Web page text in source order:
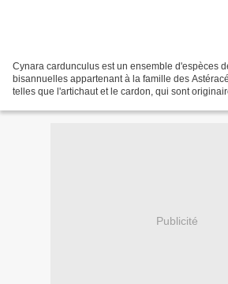
Cynara cardunculus est un ensemble d'espèces
bisannuelles appartenant à la famille des
telles que l'artichaut et le cardon, qui sont
Publicité